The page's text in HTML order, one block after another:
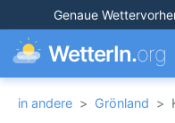
Genaue
WetterIn.org
in andere > Grönland >